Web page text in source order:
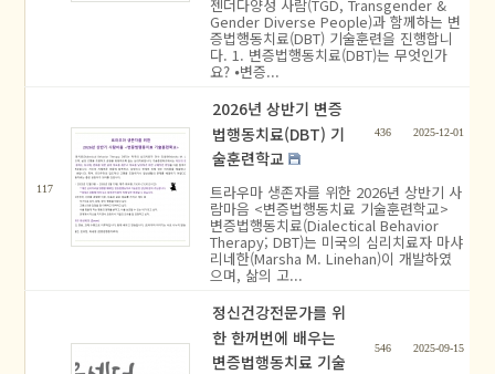
젠더다양성 사람(TGD, Transgender &
Gender Diverse People)과 함께하는 변
증법행동치료(DBT) 기술훈련을 진행합니
다. 1. 변증법행동치료(DBT)는 무엇인가
요? ⦁변증...
117
2026년 상반기 변증
법행동치료(DBT) 기
술훈련학교
436 2025-12-01
트라우마 생존자를 위한 2026년 상반기 사
람마음 <변증법행동치료 기술훈련학교>
변증법행동치료(Dialectical Behavior
Therapy; DBT)는 미국의 심리치료자 마샤
리네한(Marsha M. Linehan)이 개발하였
으며, 삶의 고...
정신건강전문가를 위
한 한꺼번에 배우는
변증법행동치료 기술
546 2025-09-15